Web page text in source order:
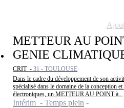
METTEUR AU
GENIE
CRIT - 31 - TOULOUSE
Dans le cadre du développement de son
spécialisé dans le domaine de la conception
électroniques, un METTEUR AU POINT à...
Intérim - Temps plein